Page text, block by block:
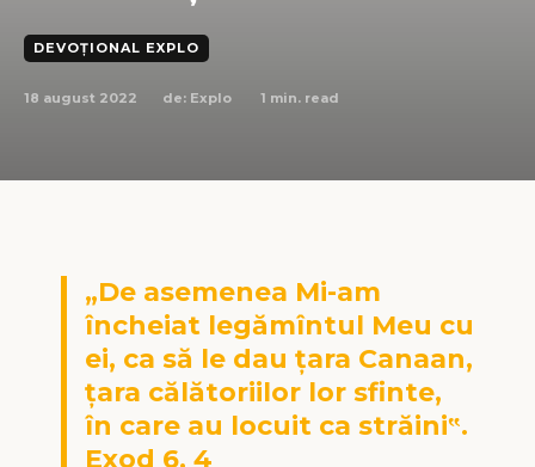
DEVOȚIONAL EXPLO
18 august 2022 de: Explo 1 min. read
„De asemenea Mi-am
încheiat legămîntul Meu cu
ei, ca să le dau ţara Canaan,
ţara călătoriilor lor sfinte,
în care au locuit ca străini‟.
Exod 6, 4